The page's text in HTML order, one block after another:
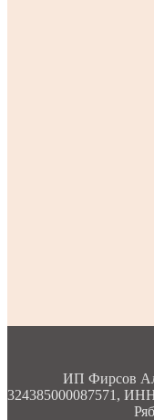
ИП Фирсов
324385000087571,